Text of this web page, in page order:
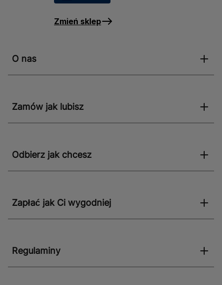
Zmień sklep
O nas
Zamów jak lubisz
Odbierz jak chcesz
Zapłać jak Ci wygodniej
Regulaminy